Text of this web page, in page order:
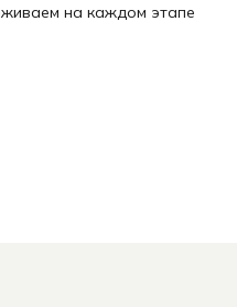
на каждом этапе